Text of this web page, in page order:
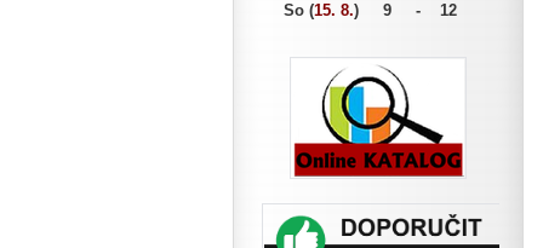
So (15. 8.) 9 - 12